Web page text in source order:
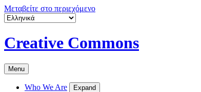
Μεταβείτε στο περιεχόμενο
Creative Commons
Menu
Who We Are Expand